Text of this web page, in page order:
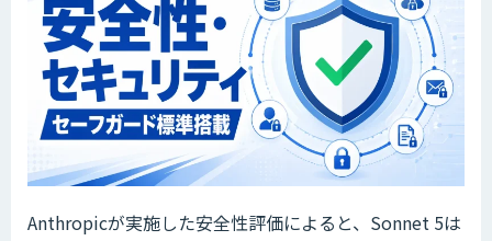
Anthropicが実施した安全性評価によると、Sonnet 5は